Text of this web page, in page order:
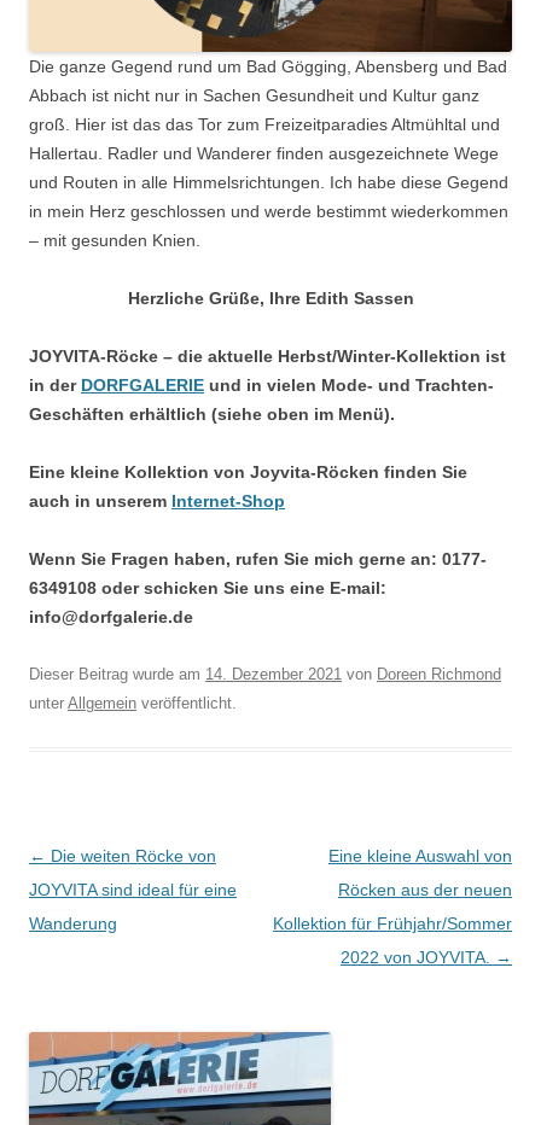
Die ganze Gegend rund um Bad Gögging, Abensberg und Bad
Abbach ist nicht nur in Sachen Gesundheit und Kultur ganz
groß. Hier ist das das Tor zum Freizeitparadies Altmühltal und
Hallertau. Radler und Wanderer finden ausgezeichnete Wege
und Routen in alle Himmelsrichtungen. Ich habe diese Gegend
in mein Herz geschlossen und werde bestimmt wiederkommen
– mit gesunden Knien.
Herzliche Grüße, Ihre Edith Sassen
JOYVITA-Röcke – die aktuelle Herbst/Winter-Kollektion ist
in der DORFGALERIE und in vielen Mode- und Trachten-
Geschäften erhältlich (siehe oben im Menü).
Eine kleine Kollektion von Joyvita-Röcken finden Sie
auch in unserem Internet-Shop
Wenn Sie Fragen haben, rufen Sie mich gerne an: 0177-
6349108 oder schicken Sie uns eine E-mail:
info@dorfgalerie.de
Dieser Beitrag wurde am 14. Dezember 2021 von Doreen Richmond
unter Allgemein veröffentlicht.
Beitragsnavigation
← Die weiten Röcke von
JOYVITA sind ideal für eine
Wanderung
Eine kleine Auswahl von
Röcken aus der neuen
Kollektion für Frühjahr/Sommer
2022 von JOYVITA. →